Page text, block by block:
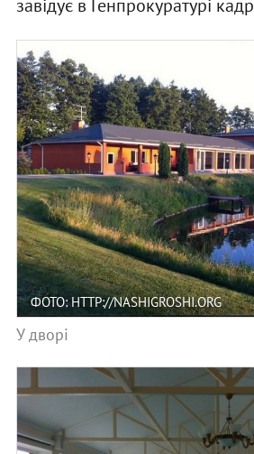
завідує в Генпрокуратурі
ФОТО: HTTP://NASHIGROSHI.ORG
У дворі